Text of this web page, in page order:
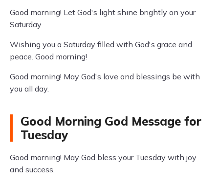
Good morning! Let God's light shine brightly on your
Saturday.
Wishing you a Saturday filled with God's grace and
peace. Good morning!
Good morning! May God's love and blessings be with
you all day.
Good Morning God Message for
Tuesday
Good morning! May God bless your Tuesday with joy
and success.